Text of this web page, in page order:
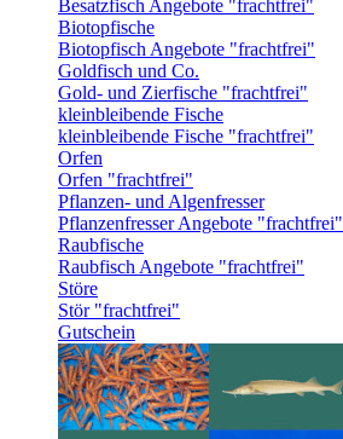
Besatzfisch Angebote "frachtfrei"
Biotopfische
Biotopfisch Angebote "frachtfrei"
Goldfisch und Co.
Gold- und Zierfische "frachtfrei"
kleinbleibende Fische
kleinbleibende Fische "frachtfrei"
Orfen
Orfen "frachtfrei"
Pflanzen- und Algenfresser
Pflanzenfresser Angebote "frachtfrei"
Raubfische
Raubfisch Angebote "frachtfrei"
Störe
Stör "frachtfrei"
Gutschein